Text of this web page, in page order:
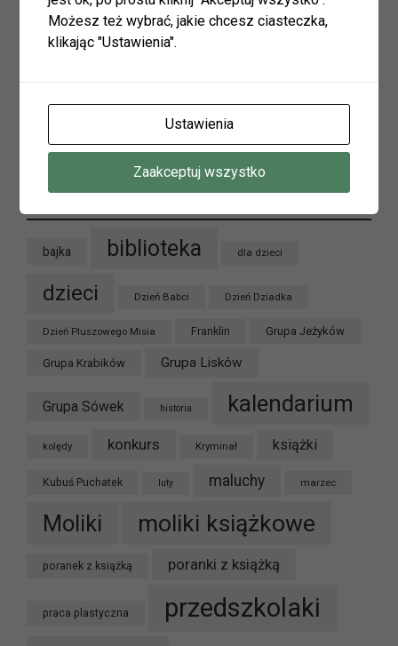
Szukaj
Tagi
bajka biblioteka dla dzieci
dzieci Dzień Babci Dzień Dziadka
Dzień Pluszowego Misia Franklin Grupa Jeżyków
Grupa Krabików Grupa Lisków
Grupa Sówek historia kalendarium
kolędy konkurs Kryminał książki
Kubuś Puchatek luty maluchy marzec
Moliki moliki książkowe
poranek z książką poranki z książką
praca plastyczna przedszkolaki
Możesz też wybrać, jakie chcesz ciasteczka,
klikając "Ustawienia".
Ustawienia
Zaakceptuj wszystko